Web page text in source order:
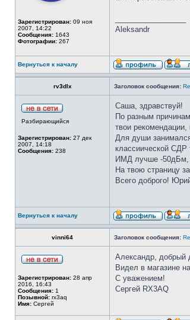
Зарегистрирован: 09 ноя
2007, 14:22
Сообщения: 1643
Фотографии: 267
Aleksandr
Вернуться к началу
rv3dlx Заголовок сообщения:
Разбирающийся
Зарегистрирован: 27 дек
2007, 14:18
Сообщения: 238
Саша, здравствуй!
По разным
твои
Для души
классиической СДР
ИМД лучше -50дБм,
На твою страницу
Всего доброго!
Вернуться к началу
vinni64 Заголовок сообщения:
Зарегистрирован: 28 апр
2016, 16:43
Сообщения: 1
Позывной: rx3aq
Имя: Сергей
Александр, добрый
Видел в магазине
С уважением!
Сергей RX3AQ